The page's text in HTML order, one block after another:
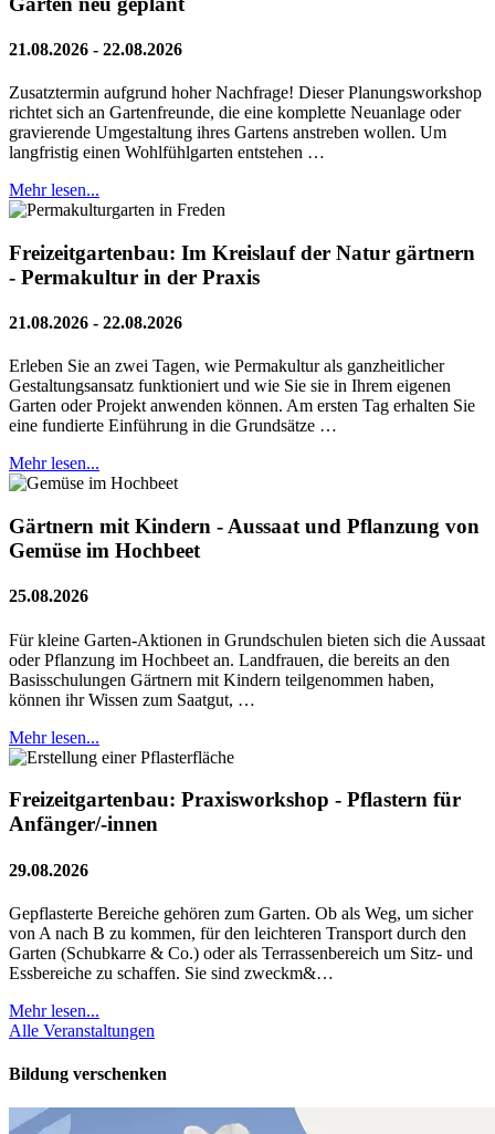
21.08.2026 - 22.08.2026
Zusatztermin aufgrund hoher Nachfrage! Dieser Planungsworkshop
richtet sich an Gartenfreunde, die eine komplette Neuanlage oder
gravierende Umgestaltung ihres Gartens anstreben wollen. Um
langfristig einen Wohlfühlgarten entstehen …
Mehr lesen...
Freizeitgartenbau: Im Kreislauf der Natur gärtnern
- Permakultur in der Praxis
21.08.2026 - 22.08.2026
Erleben Sie an zwei Tagen, wie Permakultur als ganzheitlicher
Gestaltungsansatz funktioniert und wie Sie sie in Ihrem eigenen
Garten oder Projekt anwenden können. Am ersten Tag erhalten Sie
eine fundierte Einführung in die Grundsätze …
Mehr lesen...
Gärtnern mit Kindern - Aussaat und Pflanzung von
Gemüse im Hochbeet
25.08.2026
Für kleine Garten-Aktionen in Grundschulen bieten sich die Aussaat
oder Pflanzung im Hochbeet an. Landfrauen, die bereits an den
Basisschulungen Gärtnern mit Kindern teilgenommen haben,
können ihr Wissen zum Saatgut, …
Mehr lesen...
Freizeitgartenbau: Praxisworkshop - Pflastern für
Anfänger/-innen
29.08.2026
Gepflasterte Bereiche gehören zum Garten. Ob als Weg, um sicher
von A nach B zu kommen, für den leichteren Transport durch den
Garten (Schubkarre & Co.) oder als Terrassenbereich um Sitz- und
Essbereiche zu schaffen. Sie sind zweckm&…
Mehr lesen...
Alle Veranstaltungen
Bildung verschenken